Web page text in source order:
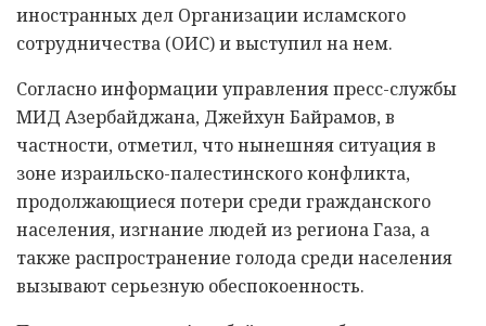
иностранных дел Организации исламского
сотрудничества (ОИС) и выступил на нем.
Согласно информации управления пресс-службы
МИД Азербайджана, Джейхун Байрамов, в
частности, отметил, что нынешняя ситуация в
зоне израильско-палестинского конфликта,
продолжающиеся потери среди гражданского
населения, изгнание людей из региона Газа, а
также распространение голода среди населения
вызывают серьезную обеспокоенность.